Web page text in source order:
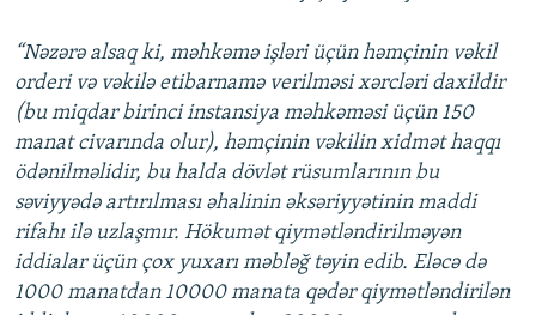
“Nəzərə alsaq ki, məhkəmə işləri üçün həmçinin vəkil
orderi və vəkilə etibarnamə verilməsi xərcləri daxildir
(bu miqdar birinci instansiya məhkəməsi üçün 150
manat civarında olur), həmçinin vəkilin xidmət haqqı
ödənilməlidir, bu halda dövlət rüsumlarının bu
səviyyədə artırılması əhalinin əksəriyyətinin maddi
rifahı ilə uzlaşmır. Hökumət qiymətləndirilməyən
iddialar üçün çox yuxarı məbləğ təyin edib. Eləcə də
1000 manatdan 10000 manata qədər qiymətləndirilən